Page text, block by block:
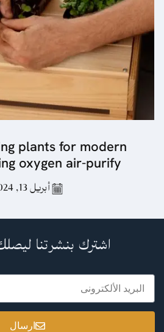
plants for modern
oxygen air-purify
أبريل 13, 2024
اشترك بنشرتنا
ارسال